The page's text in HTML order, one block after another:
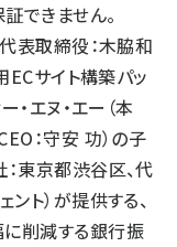
できません。
表取締役：木脇和
ECサイト構築パッ
・エヌ・エー（本
：守安 功）の子
東京都渋谷区、代
ト）が提供する、
削減する銀行振